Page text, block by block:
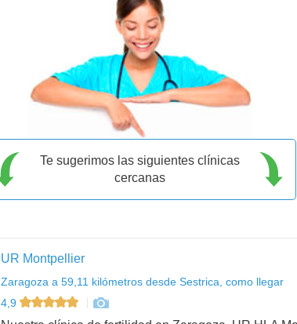
Te sugerimos las siguientes clínicas
cercanas
UR Montpellier
Zaragoza a 59,11 kilómetros desde Sestrica, como llegar
4,9